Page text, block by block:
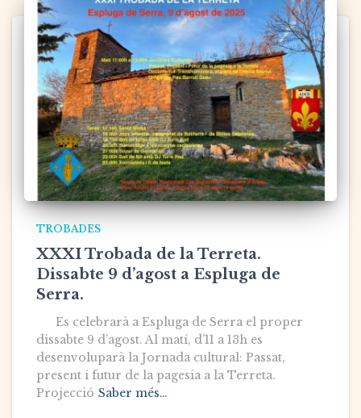
TROBADES
XXXI Trobada de la Terreta.
Dissabte 9 d’agost a Espluga de
Serra.
Es celebrarà a Espluga de Serra el proper
dissabte 9 d’agost. Al matí, d’11 a 13h es
desenvoluparà la Jornada cultural: Passat,
present i futur de la pagesia a la Terreta.
Projecció Saber més…